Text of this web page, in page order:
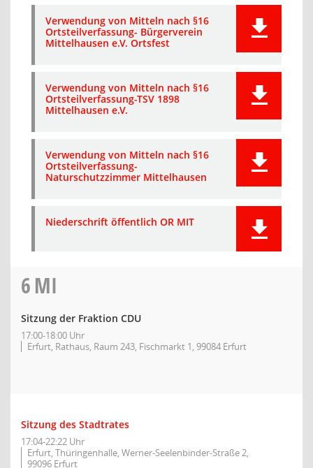
Verwendung von Mitteln nach §16
Ortsteilverfassung- Bürgerverein
Mittelhausen e.V. Ortsfest
Verwendung von Mitteln nach §16
Ortsteilverfassung-TSV 1898
Mittelhausen e.V.
Verwendung von Mitteln nach §16
Ortsteilverfassung-
Naturschutzzimmer Mittelhausen
Niederschrift öffentlich OR MIT
6MI
Sitzung der Fraktion CDU
17:00-18:00 Uhr
Erfurt, Rathaus, Raum 243, Fischmarkt 1, 99084 Erfurt
Sitzung des Stadtrates
17:04-22:22 Uhr
Erfurt, Thüringenhalle, Werner-Seelenbinder-Straße 2,
99096 Erfurt